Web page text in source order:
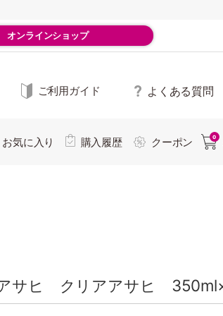
オンラインショップ
ご利用ガイド よくある質問
お気に入り 購入履歴 クーポン 0
アサヒ クリアアサヒ